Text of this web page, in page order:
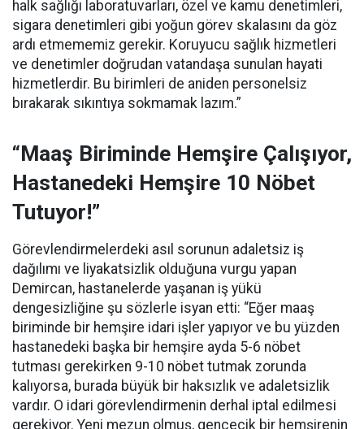
halk sağlığı laboratuvarları, özel ve kamu denetimleri,
sigara denetimleri gibi yoğun görev skalasını da göz
ardı etmememiz gerekir. Koruyucu sağlık hizmetleri
ve denetimler doğrudan vatandaşa sunulan hayati
hizmetlerdir. Bu birimleri de aniden personelsiz
bırakarak sıkıntıya sokmamak lazım.”
“Maaş Biriminde Hemşire Çalışıyor,
Hastanedeki Hemşire 10 Nöbet
Tutuyor!”
Görevlendirmelerdeki asıl sorunun adaletsiz iş
dağılımı ve liyakatsizlik olduğuna vurgu yapan
Demircan, hastanelerde yaşanan iş yükü
dengesizliğine şu sözlerle isyan etti: “Eğer maaş
biriminde bir hemşire idari işler yapıyor ve bu yüzden
hastanedeki başka bir hemşire ayda 5-6 nöbet
tutması gerekirken 9-10 nöbet tutmak zorunda
kalıyorsa, burada büyük bir haksızlık ve adaletsizlik
vardır. O idari görevlendirmenin derhal iptal edilmesi
gerekiyor. Yeni mezun olmuş, gencecik bir hemşirenin